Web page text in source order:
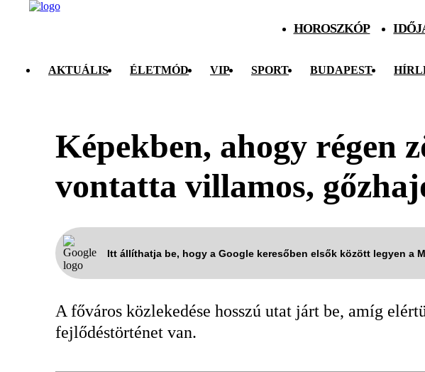
HOROSZKÓP
AKTUÁLIS ÉLETMÓD VIP SPORT BUDAPEST
Képekben, ahogy régen
vontatta villamos,
Itt állíthatja be, hogy a Google keresőben elsők között legyen a
A főváros közlekedése hosszú utat járt be, amíg
fejlődéstörténet van.